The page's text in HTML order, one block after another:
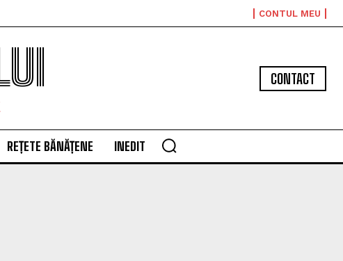
CONTUL MEU
CONTACT
REȚETE BĂNĂȚENE INEDIT